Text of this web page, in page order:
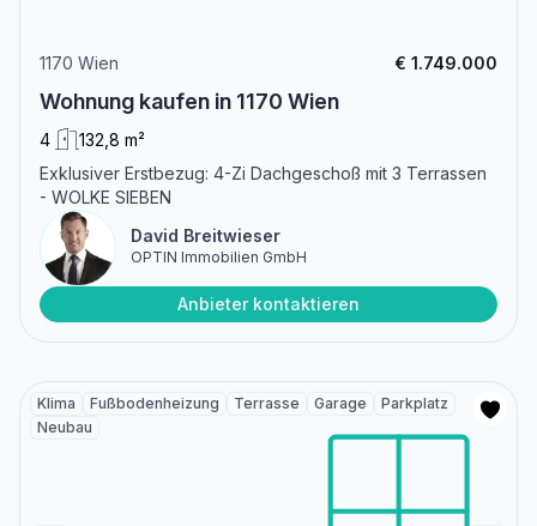
1170 Wien € 1.749.000
Wohnung kaufen in 1170 Wien
4
132,8 m²
Exklusiver Erstbezug: 4-Zi Dachgeschoß mit 3 Terrassen
- WOLKE SIEBEN
David Breitwieser
OPTIN Immobilien GmbH
Anbieter kontaktieren
Klima Fußbodenheizung Terrasse Garage
Parkplatz
Neubau